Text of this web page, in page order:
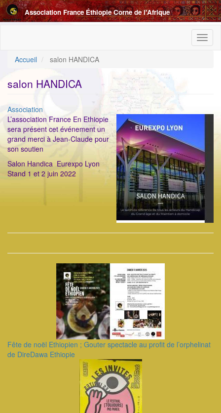
Aller
au
contenu
Association France Éthiopie Corne de l'Afrique
Accueil
salon HANDICA
salon HANDICA
Catégorie
Association
ImageenAvant
L’association France En Ethiopie
sera présent cet événement un
grand merci à Jean-Claude pour
son soutien
Salon Handica Eurexpo Lyon
Stand 1 et 2 juin 2022
Fête de noël Ethiopien ; Gouter spectacle au profit de l’orphelinat
de DireDawa Ethiopie